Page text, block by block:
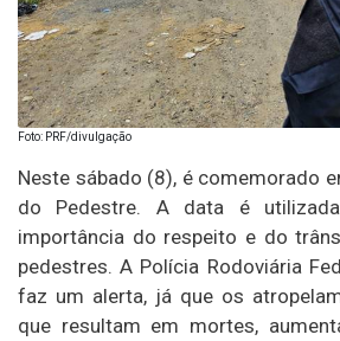
Foto: PRF/divulgação
Neste sábado (8), é comemorado
do Pedestre. A data é
importância do respeito e do
pedestres. A Polícia Rodoviária
faz um alerta, já que os
que resultam em mortes,